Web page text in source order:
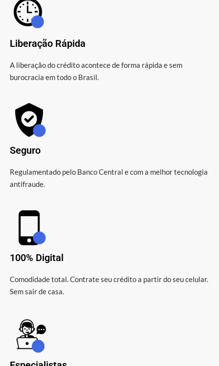
Liberação Rápida
A liberação do crédito acontece de forma rápida e sem
burocracia em todo o Brasil.
Seguro
Regulamentado pelo Banco Central e com a melhor tecnologia
antifraude.
100% Digital
Comodidade total. Contrate seu crédito a partir do seu celular.
Sem sair de casa.